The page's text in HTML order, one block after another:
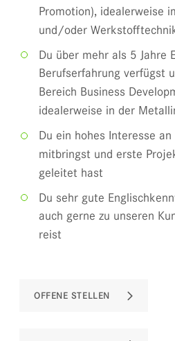
Promotion), idealerweise
und/oder
Du über mehr als 5 Jahre
Berufserfahrung verfügst
Bereich Business
idealerweise in der
Du ein hohes Interesse
mitbringst und erste
geleitet hast
Du sehr gute
auch gerne zu unseren
reist
OFFENE STELLEN